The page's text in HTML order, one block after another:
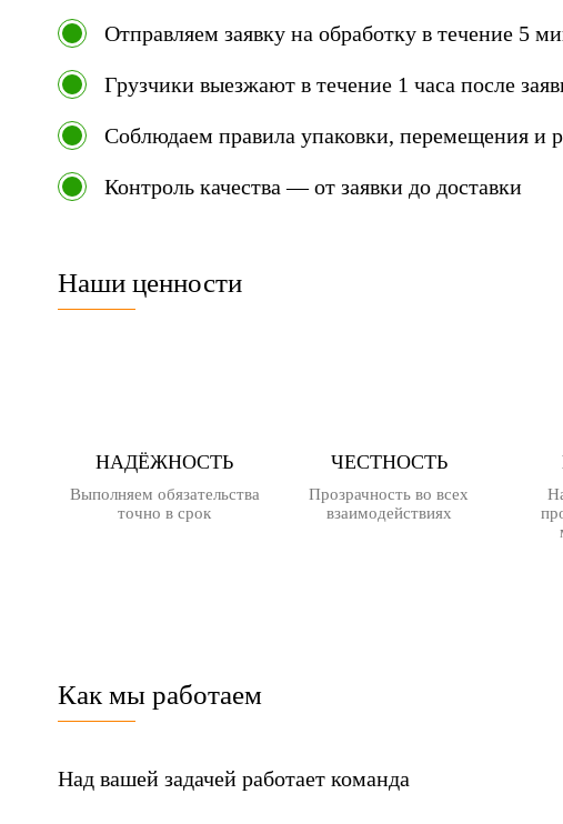
Отправляем заявку на обработку в течение 5
Грузчики выезжают в течение 1 часа после
Соблюдаем правила упаковки, перемещения и
Контроль качества — от заявки до доставки
Наши ценности
НАДЁЖНОСТЬ
Выполняем обязательства
точно в срок
ЧЕСТНОСТЬ
Прозрачность во всех
взаимодействиях
Как мы работаем
Над вашей задачей работает команда